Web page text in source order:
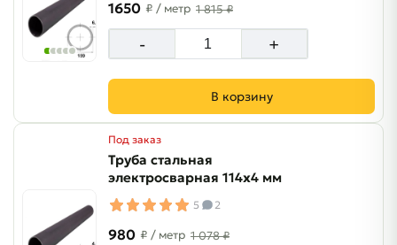
1650 ₽ / метр 1 815 ₽
- +
В корзину
Под заказ
Труба стальная
электросварная 114х4 мм
5 2
980 ₽ / метр 1 078 ₽